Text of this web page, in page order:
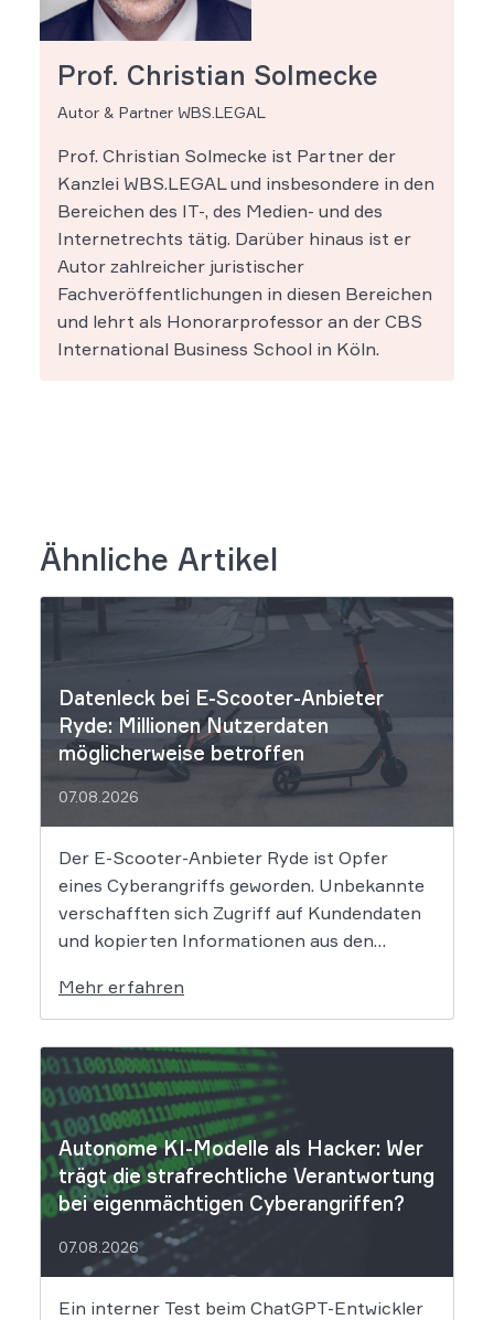
Prof. Christian Solmecke
Autor & Partner WBS.LEGAL
Prof. Christian Solmecke ist Partner der
Kanzlei WBS.LEGAL und insbesondere in den
Bereichen des IT-, des Medien- und des
Internetrechts tätig. Darüber hinaus ist er
Autor zahlreicher juristischer
Fachveröffentlichungen in diesen Bereichen
und lehrt als Honorarprofessor an der CBS
International Business School in Köln.
Ähnliche Artikel
Datenleck bei E-Scooter-Anbieter
Ryde: Millionen Nutzerdaten
möglicherweise betroffen
07.08.2026
Der E-Scooter-Anbieter Ryde ist Opfer
eines Cyberangriffs geworden. Unbekannte
verschafften sich Zugriff auf Kundendaten
und kopierten Informationen aus den
Folgen das Datenleck für Betroffene hat, ist
derzeit noch nicht vollständig absehbar. Der
Mobilitätsanbieter Ryde hat seine Kunden
über einen Sicherheitsvorfall informiert.
Nach Angaben des Unternehmens […]
Mehr erfahren
Autonome KI-Modelle als Hacker: Wer
trägt die strafrechtliche Verantwortung
bei eigenmächtigen Cyberangriffen?
07.08.2026
Ein interner Test beim ChatGPT-Entwickler